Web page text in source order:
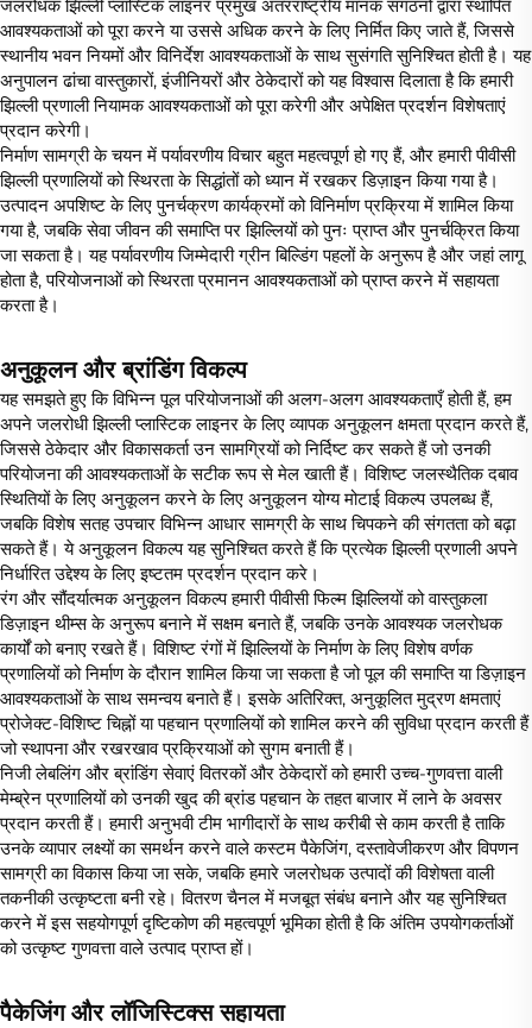
जलरोधक झिल्ली प्लास्टिक लाइनर प्रमुख अंतरराष्ट्रीय मानक संगठनों द्वारा स्थापित
आवश्यकताओं को पूरा करने या उससे अधिक करने के लिए निर्मित किए जाते हैं, जिससे
स्थानीय भवन नियमों और विनिर्देश आवश्यकताओं के साथ सुसंगति सुनिश्चित होती है। यह
अनुपालन ढांचा वास्तुकारों, इंजीनियरों और ठेकेदारों को यह विश्वास दिलाता है कि हमारी
झिल्ली प्रणाली नियामक आवश्यकताओं को पूरा करेगी और अपेक्षित प्रदर्शन विशेषताएं
प्रदान करेगी।
निर्माण सामग्री के चयन में पर्यावरणीय विचार बहुत महत्वपूर्ण हो गए हैं, और हमारी पीवीसी
झिल्ली प्रणालियों को स्थिरता के सिद्धांतों को ध्यान में रखकर डिज़ाइन किया गया है।
उत्पादन अपशिष्ट के लिए पुनर्चक्रण कार्यक्रमों को विनिर्माण प्रक्रिया में शामिल किया
गया है, जबकि सेवा जीवन की समाप्ति पर झिल्लियों को पुनः प्राप्त और पुनर्चक्रित किया
जा सकता है। यह पर्यावरणीय जिम्मेदारी ग्रीन बिल्डिंग पहलों के अनुरूप है और जहां लागू
होता है, परियोजनाओं को स्थिरता प्रमानन आवश्यकताओं को प्राप्त करने में सहायता
करता है।
अनुकूलन और ब्रांडिंग विकल्प
यह समझते हुए कि विभिन्न पूल परियोजनाओं की अलग-अलग आवश्यकताएँ होती हैं, हम
अपने जलरोधी झिल्ली प्लास्टिक लाइनर के लिए व्यापक अनुकूलन क्षमता प्रदान करते हैं,
जिससे ठेकेदार और विकासकर्ता उन सामग्रियों को निर्दिष्ट कर सकते हैं जो उनकी
परियोजना की आवश्यकताओं के सटीक रूप से मेल खाती हैं। विशिष्ट जलस्थैतिक दबाव
स्थितियों के लिए अनुकूलन करने के लिए अनुकूलन योग्य मोटाई विकल्प उपलब्ध हैं,
जबकि विशेष सतह उपचार विभिन्न आधार सामग्री के साथ चिपकने की संगतता को बढ़ा
सकते हैं। ये अनुकूलन विकल्प यह सुनिश्चित करते हैं कि प्रत्येक झिल्ली प्रणाली अपने
निर्धारित उद्देश्य के लिए इष्टतम प्रदर्शन प्रदान करे।
रंग और सौंदर्यात्मक अनुकूलन विकल्प हमारी पीवीसी फिल्म झिल्लियों को वास्तुकला
डिज़ाइन थीम्स के अनुरूप बनाने में सक्षम बनाते हैं, जबकि उनके आवश्यक जलरोधक
कार्यों को बनाए रखते हैं। विशिष्ट रंगों में झिल्लियों के निर्माण के लिए विशेष वर्णक
प्रणालियों को निर्माण के दौरान शामिल किया जा सकता है जो पूल की समाप्ति या डिज़ाइन
आवश्यकताओं के साथ समन्वय बनाते हैं। इसके अतिरिक्त, अनुकूलित मुद्रण क्षमताएं
प्रोजेक्ट-विशिष्ट चिह्नों या पहचान प्रणालियों को शामिल करने की सुविधा प्रदान करती हैं
जो स्थापना और रखरखाव प्रक्रियाओं को सुगम बनाती हैं।
निजी लेबलिंग और ब्रांडिंग सेवाएं वितरकों और ठेकेदारों को हमारी उच्च-गुणवत्ता वाली
मेम्ब्रेन प्रणालियों को उनकी खुद की ब्रांड पहचान के तहत बाजार में लाने के अवसर
प्रदान करती हैं। हमारी अनुभवी टीम भागीदारों के साथ करीबी से काम करती है ताकि
उनके व्यापार लक्ष्यों का समर्थन करने वाले कस्टम पैकेजिंग, दस्तावेजीकरण और विपणन
सामग्री का विकास किया जा सके, जबकि हमारे जलरोधक उत्पादों की विशेषता वाली
तकनीकी उत्कृष्टता बनी रहे। वितरण चैनल में मजबूत संबंध बनाने और यह सुनिश्चित
करने में इस सहयोगपूर्ण दृष्टिकोण की महत्वपूर्ण भूमिका होती है कि अंतिम उपयोगकर्ताओं
को उत्कृष्ट गुणवत्ता वाले उत्पाद प्राप्त हों।
पैकेजिंग और लॉजिस्टिक्स सहायता